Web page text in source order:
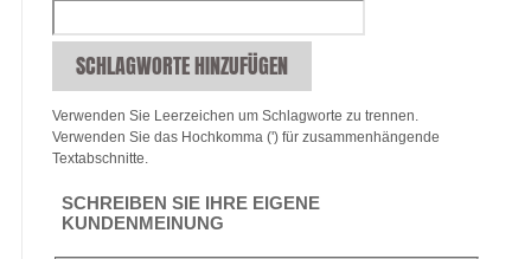
SCHLAGWORTE HINZUFÜGEN
Verwenden Sie Leerzeichen um Schlagworte zu trennen.
Verwenden Sie das Hochkomma (') für zusammenhängende
Textabschnitte.
SCHREIBEN SIE IHRE EIGENE
KUNDENMEINUNG